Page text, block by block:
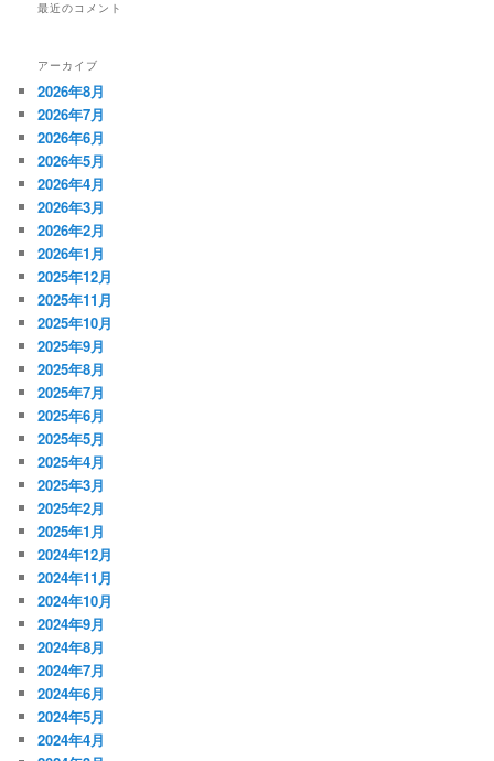
最近のコメント
アーカイブ
2026年8月
2026年7月
2026年6月
2026年5月
2026年4月
2026年3月
2026年2月
2026年1月
2025年12月
2025年11月
2025年10月
2025年9月
2025年8月
2025年7月
2025年6月
2025年5月
2025年4月
2025年3月
2025年2月
2025年1月
2024年12月
2024年11月
2024年10月
2024年9月
2024年8月
2024年7月
2024年6月
2024年5月
2024年4月